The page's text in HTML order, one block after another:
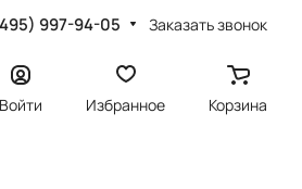
997-94-05 Заказать звонок
Войти Избранное Корзина